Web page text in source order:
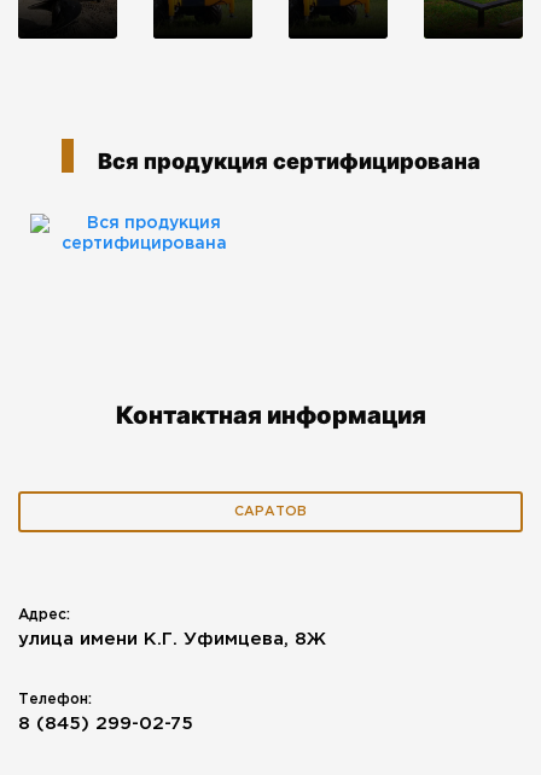
Вся продукция сертифицирована
Контактная информация
САРАТОВ
Адрес:
улица имени К.Г. Уфимцева, 8Ж
Телефон:
8 (845) 299-02-75